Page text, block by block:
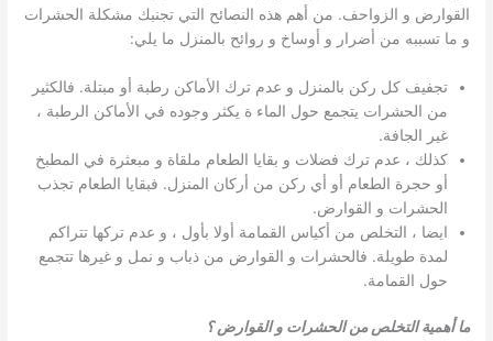
القوارض و الزواحف. من أهم هذه النصائح التي تجنبك مشكلة الحشرات
و ما تسببه من أضرار و أوساخ و روائح بالمنزل ما يلي:
تجفيف كل ركن بالمنزل و عدم ترك الأماكن رطبة أو مبتلة. فالكثير
من الحشرات يتجمع حول الماء ة يكثر وجوده في الأماكن الرطبة ،
غير الجافة.
كذلك ، عدم ترك فضلات و بقايا الطعام ملقاة و مبعثرة في المطبخ
أو حجرة الطعام أو أي ركن من أركان المنزل. فبقايا الطعام تجذب
الحشرات و القوارض.
ايضا ، التخلص من أكياس القمامة أولا بأول ، و عدم تركها تتراكم
لمدة طويلة. فالحشرات و القوارض من ذباب و نمل و غيرها تتجمع
حول القمامة.
ما أهمية التخلص من الحشرات و القوارض ؟